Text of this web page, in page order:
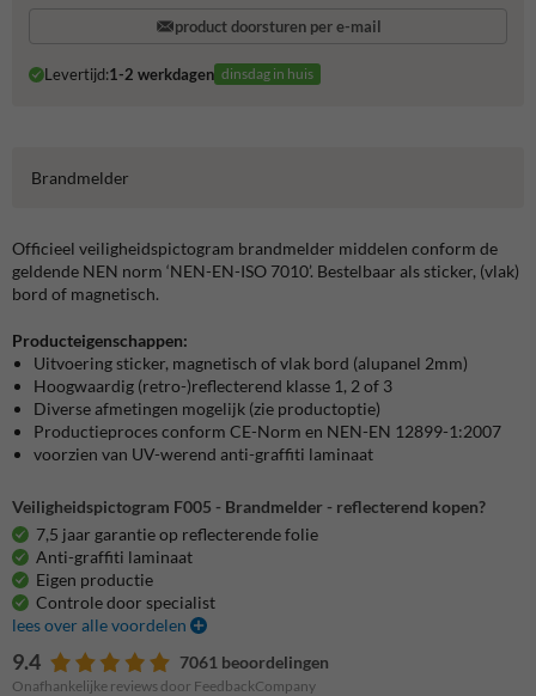
product doorsturen per e-mail
Levertijd:1-2 werkdagen dinsdag in huis
Brandmelder
Officieel veiligheidspictogram brandmelder middelen conform de
geldende NEN norm ‘NEN-EN-ISO 7010’. Bestelbaar als sticker, (vlak)
bord of magnetisch.
Producteigenschappen:
Uitvoering sticker, magnetisch of vlak bord (alupanel 2mm)
Hoogwaardig (retro-)reflecterend klasse 1, 2 of 3
Diverse afmetingen mogelijk (zie productoptie)
Productieproces conform CE-Norm en NEN-EN 12899-1:2007
voorzien van UV-werend anti-graffiti laminaat
Veiligheidspictogram F005 - Brandmelder - reflecterend kopen?
7,5 jaar garantie op reflecterende folie
Anti-graffiti laminaat
Eigen productie
Controle door specialist
lees over alle voordelen
9.4 7061 beoordelingen
Onafhankelijke reviews door FeedbackCompany